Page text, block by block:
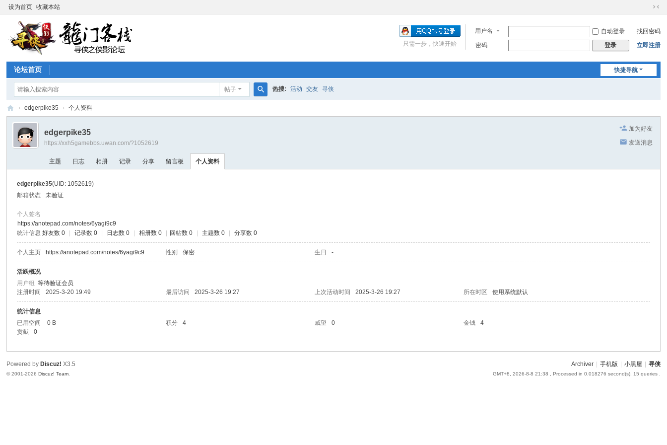
设为首页 收藏本站
切
到
窄
用户名 自动登录
找回密码
密码
登录 立即注册
只需一步，快速开始
快捷导航
论坛首页
帖子
索
热搜: 活动 交友 寻侠
寻
论
› edgerpike35 › 个人资料
加为好友
发送消息
edgerpike35
https://xxh5gamebbs.uwan.com/?1052619
主题 日志 相册 记录 分享 留言板 个人资料
edgerpike35(UID: 1052619)
邮箱状态
未验证
个人签名
https://anotepad.com/notes/6yagi9c9
统计信息 好友数 0 记录数 0 日志数 0 相册数 0 回帖数 0 主题数 0 分享数 0
个人主页 https://anotepad.com/notes/6yagi9c9 性别 保密 生日 -
活跃概况
用户组等待验证会员
注册时间
2025-3-20 19:49 最后访问 2025-3-26 19:27 上次活动时间 2025-3-26 19:27 所在时区 使用系统默认
统计信息
已用空间
0 B 积分 4 威望 0 金钱
4
贡献
0
Archiver 手机版 小黑屋 寻侠
GMT+8, 2026-8-8 21:38 , Processed in 0.018276 second(s), 15 queries .
Powered by Discuz! X3.5
© 2001-2026Discuz! Team